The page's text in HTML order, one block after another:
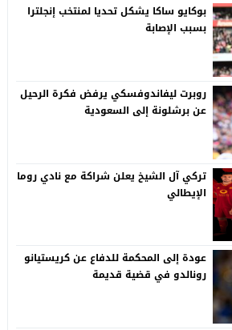
بوكايو ساكا يشكل تحديا لمنتخب إنجلترا
بسبب الإصابة
روبرت ليفاندوفسكي يرفض فكرة الرحيل
عن برشلونة إلى السعودية
تركي آل الشيخ يعلن شراكة مع نادي روما
الإيطالي
عودة إلى المحكمة للدفاع عن كريستيانو
رونالدو في قضية قديمة